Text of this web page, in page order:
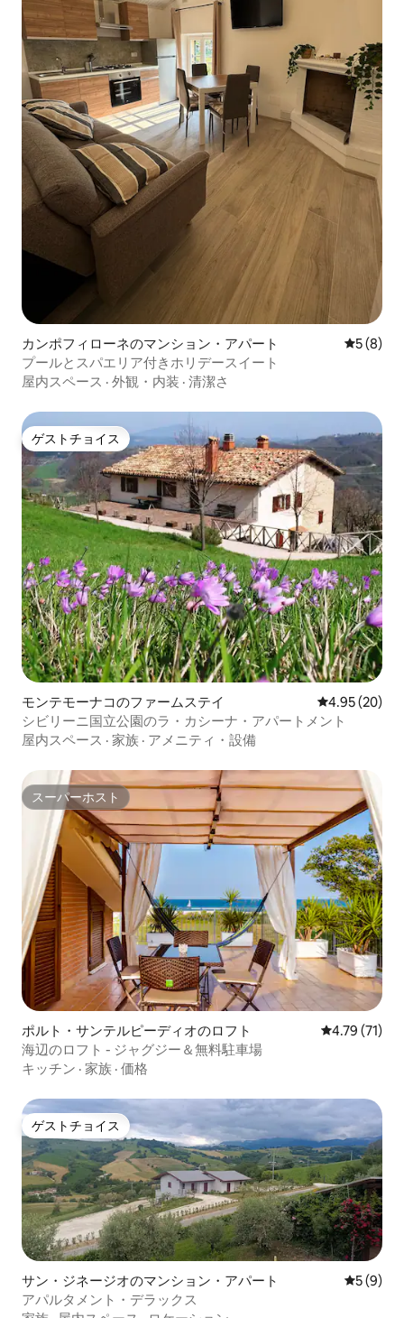
カンポフィローネのマンション・アパート レビュー
5 (8)
プールとスパエリア付きホリデースイート
屋内スペース · 外観・内装 · 清潔さ
ゲストチョイス
ゲストチョイス
モンテモーナコのファームステイ レビュー20
4.95 (20)
シビリーニ国立公園のラ・カシーナ・アパートメント
屋内スペース · 家族 · アメニティ・設備
スーパーホスト
スーパーホスト
ポルト・サンテルピーディオのロフト レビュー71
4.79 (71)
海辺のロフト - ジャグジー＆無料駐車場
キッチン · 家族 · 価格
ゲストチョイス
ゲストチョイス
サン・ジネージオのマンション・アパート レビュー
5 (9)
アパルタメント・デラックス